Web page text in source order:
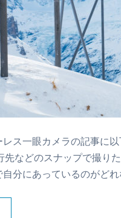
ス一眼カメラの記事に
先などのスナップで撮り
自分にあっているのがど